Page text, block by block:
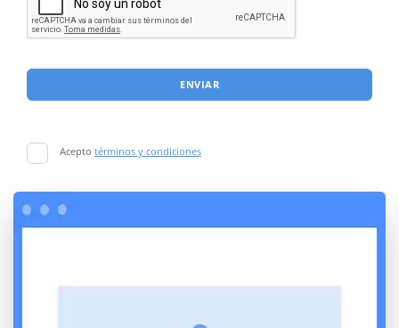
ENVIAR
Acepto términos y condiciones